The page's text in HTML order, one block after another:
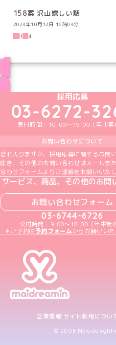
158案 沢山嬉しい話
2023年10月12日 16時03分
1
4
めいどりーみ
めいどり
めい
採用応募
03-6272-
受付時間：10:00～19:00（年中無
お問い合わせについて
恐れ入りますが、採用応募に関するお問
除き、その他のお問い合わせはメールま
合わせフォームよりご連絡をお願いいたし
サービス、商品、その他のお問
お問い合わせフォーム
03-6744-6726
受付時間：9:00～18:00（年中無
＊ご予約は予約フォームからお願いいた
企業情報 サイト利用につい
© 2008